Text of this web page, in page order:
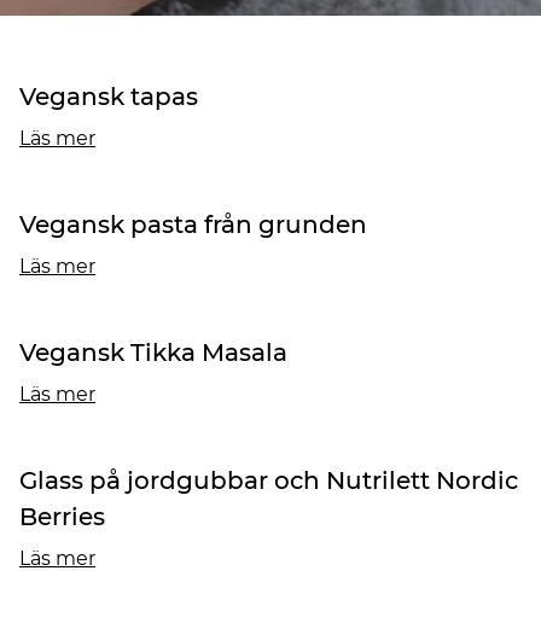
Vegansk tapas
Läs mer
Vegansk pasta från grunden
Läs mer
Vegansk Tikka Masala
Läs mer
Glass på jordgubbar och Nutrilett Nordic
Berries
Läs mer